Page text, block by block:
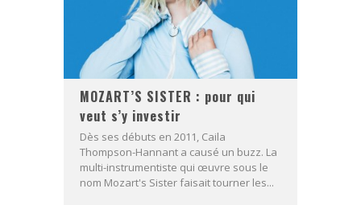
MOZART’S SISTER : pour qui
veut s’y investir
Dès ses débuts en 2011, Caila
Thompson-Hannant a causé un buzz. La
multi-instrumentiste qui œuvre sous le
nom Mozart's Sister faisait tourner les...